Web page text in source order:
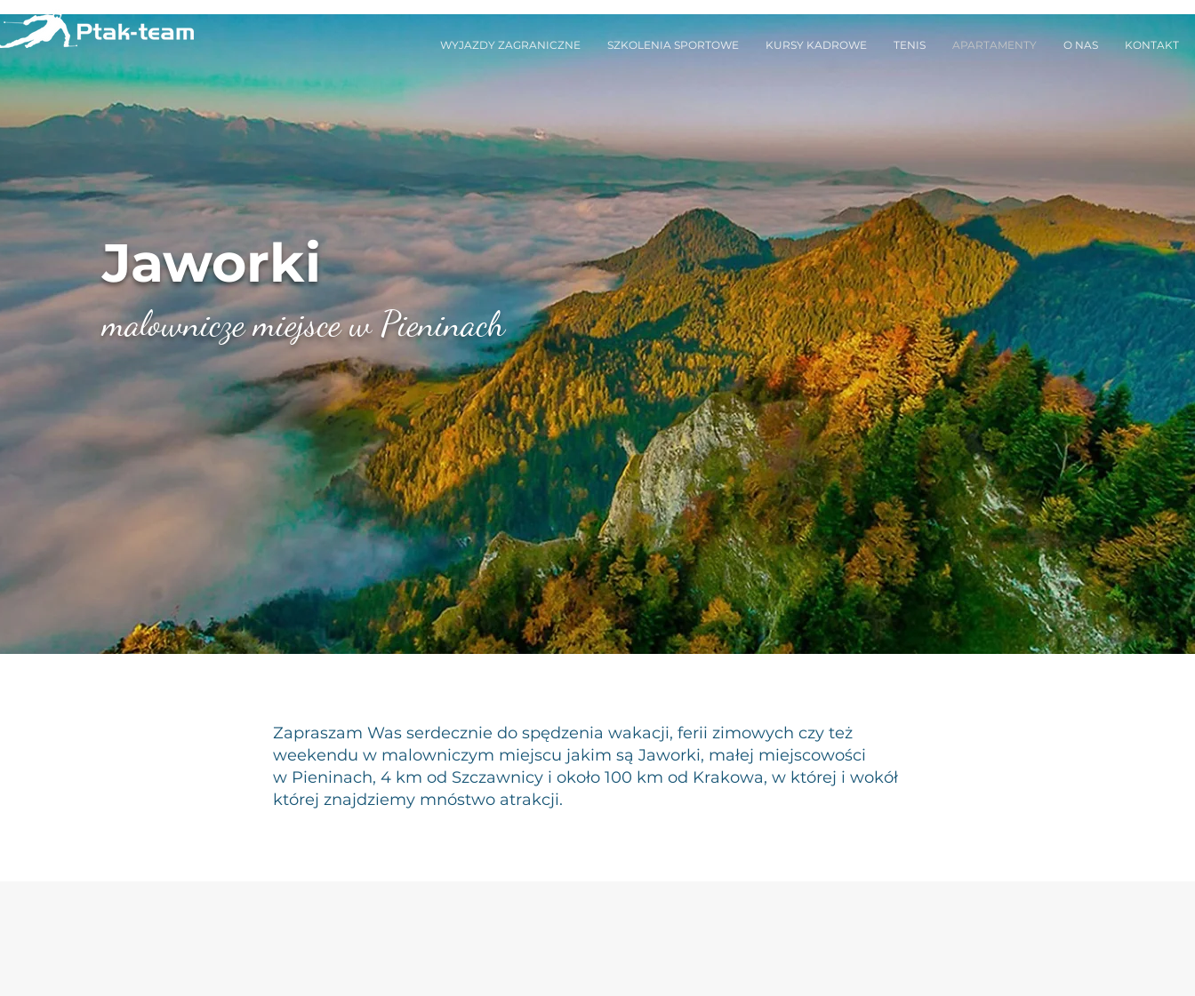
WYJAZDY ZAGRANICZNE SZKOLENIA SPORTOWE KURSY KADROWE TENIS APARTAMENTY O NAS KONTAKT
Jaworki
malownicze miejsce w Pieninach
Zapraszam Was serdecznie do spędzenia wakacji, ferii zimowych czy też
weekendu w malowniczym miejscu jakim są Jaworki, małej miejscowości
w Pieninach, 4 km od Szczawnicy i około 100 km od Krakowa, w której i wokół
której znajdziemy mnóstwo atrakcji.